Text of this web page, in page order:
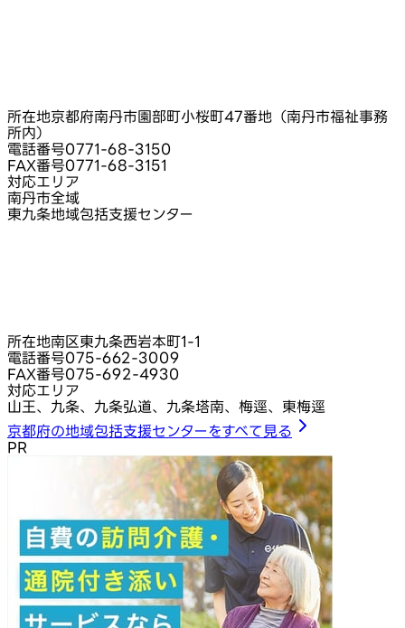
所在地京都府南丹市園部町小桜町47番地（南丹市福祉事務
所内）
電話番号0771-68-3150
FAX番号0771-68-3151
対応エリア
南丹市全域
東九条地域包括支援センター
所在地南区東九条西岩本町1-1
電話番号075-662-3009
FAX番号075-692-4930
対応エリア
山王、九条、九条弘道、九条塔南、梅逕、東梅逕
京都府の地域包括支援センターをすべて見る
PR